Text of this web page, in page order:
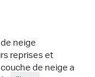
neige
reprises et
de neige a